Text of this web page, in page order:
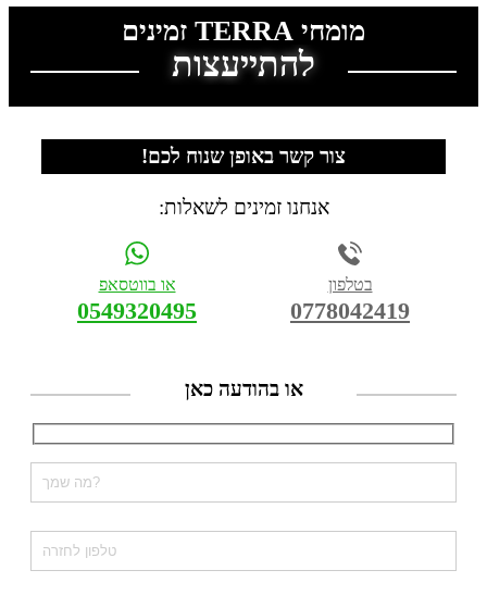
מומחי TERRA זמינים
להתייעצות
צור קשר באופן שנוח לכם!
אנחנו זמינים לשאלות:
בטלפון
0778042419
או בווטסאפ
0549320495
או בהודעה כאן